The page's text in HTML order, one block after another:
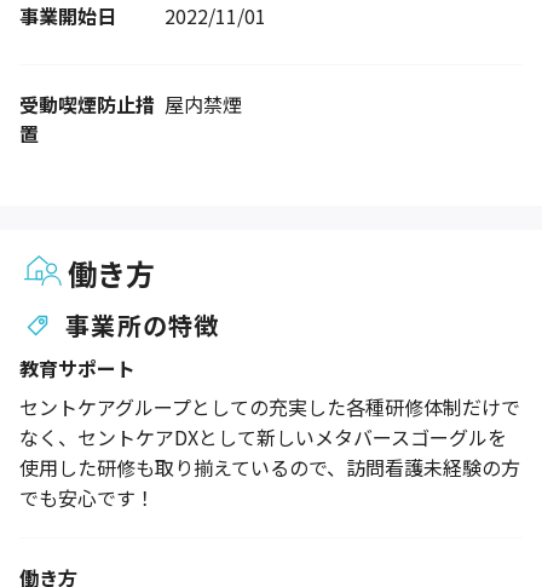
事業開始日 2022/11/01
受動喫煙防止措
置
屋内禁煙
働き方
事業所の特徴
教育サポート
セントケアグループとしての充実した各種研修体制だけで
なく、セントケアDXとして新しいメタバースゴーグルを
使用した研修も取り揃えているので、訪問看護未経験の方
でも安心です！
働き方